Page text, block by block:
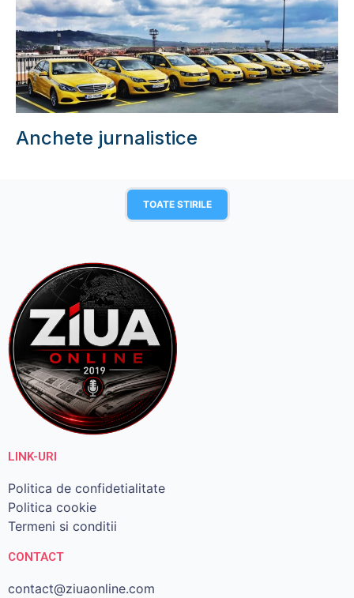
Anchete jurnalistice
TOATE STIRILE
LINK-URI
Politica de confidetialitate
Politica cookie
Termeni si conditii
CONTACT
contact@ziuaonline.com